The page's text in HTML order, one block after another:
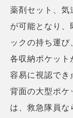
薬剤セット、気
が可能となり
ックの持ち運び
各収納ポケット
容易に視認でき
背面の大型ポケ
は、救急隊員